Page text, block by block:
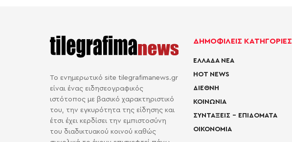
Το ενημερωτικό site tilegrafimanews.gr
είναι ένας ειδησεογραφικός
ιστότοπος με βασικό χαρακτηριστικό
του, την εγκυρότητα της είδησης και
έτσι έχει κερδίσει την εμπιστοσύνη
του διαδικτυακού κοινού καθώς
ΔΗΜΟΦΙΛΕΙΣ ΚΑΤΗΓΟΡΙΕΣ
ΕΛΛΑΔΑ ΝΕΑ
HOT NEWS
ΔΙΕΘΝΗ
ΚΟΙΝΩΝΙΑ
ΣΥΝΤΑΞΕΙΣ – ΕΠΙΔΟΜΑΤΑ
ΟΙΚΟΝΟΜΙΑ